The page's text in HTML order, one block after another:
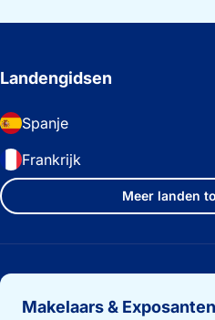
Landengidsen
Spanje
Frankrijk
Meer landen
Belangrijke links
Makelaars & Exposanten